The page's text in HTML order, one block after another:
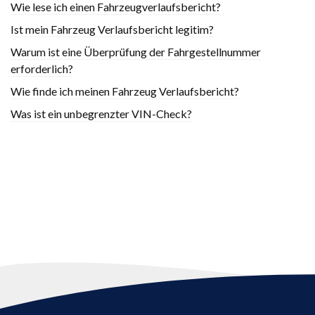
Wie lese ich einen Fahrzeugverlaufsbericht?
Ist mein Fahrzeug Verlaufsbericht legitim?
Warum ist eine Überprüfung der Fahrgestellnummer
erforderlich?
Wie finde ich meinen Fahrzeug Verlaufsbericht?
Was ist ein unbegrenzter VIN-Check?